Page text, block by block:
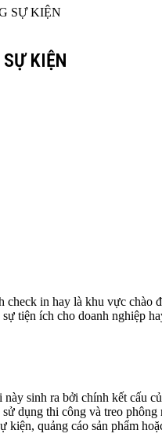
SỰ KIỆN
KIỆN
in hay là khu vực
tiện ích cho doanh nghiệp
sinh ra bởi chính kết cấu
dụng thi công và treo
quảng cáo sản phẩm